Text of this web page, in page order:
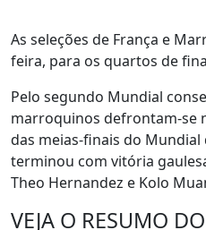
As seleções de França e
feira, para os quartos de
Pelo segundo Mundial
marroquinos defrontam-se
das meias-finais do Mundial
terminou com vitória
Theo Hernandez e Kolo
VEJA O RESUMO